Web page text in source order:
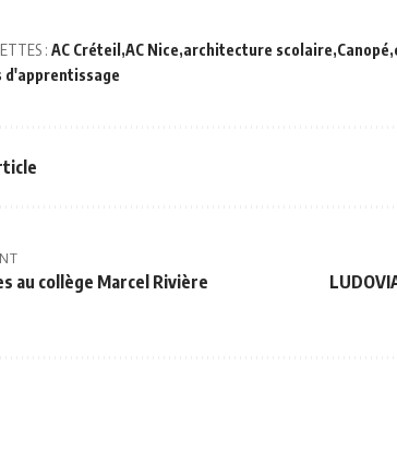
: AC Créteil AC Nice architecture scolaire Canopé
d'apprentissage
au collège Marcel Rivière